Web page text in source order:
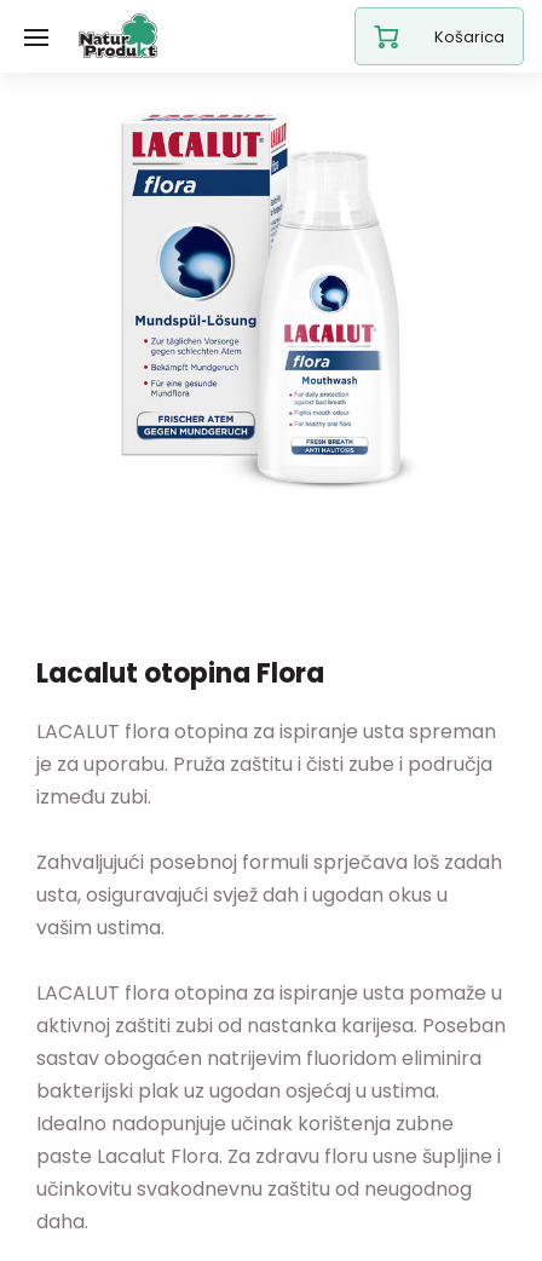
Košarica
Lacalut otopina Flora
LACALUT flora otopina za ispiranje usta spreman
je za uporabu. Pruža zaštitu i čisti zube i područja
između zubi.
Zahvaljujući posebnoj formuli sprječava loš zadah
usta, osiguravajući svjež dah i ugodan okus u
vašim ustima.
LACALUT flora otopina za ispiranje usta pomaže u
aktivnoj zaštiti zubi od nastanka karijesa. Poseban
sastav obogaćen natrijevim fluoridom eliminira
bakterijski plak uz ugodan osjećaj u ustima.
Idealno nadopunjuje učinak korištenja zubne
paste Lacalut Flora. Za zdravu floru usne šupljine i
učinkovitu svakodnevnu zaštitu od neugodnog
daha.